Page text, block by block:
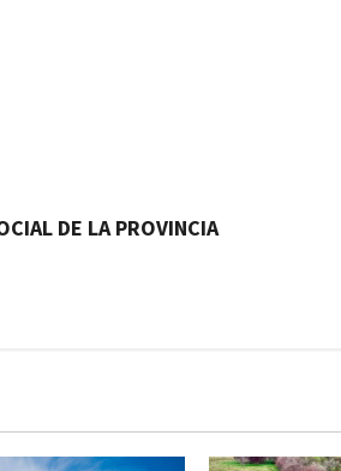
DE LA PROVINCIA